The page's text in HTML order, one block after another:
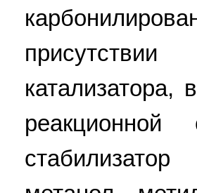
реакционной